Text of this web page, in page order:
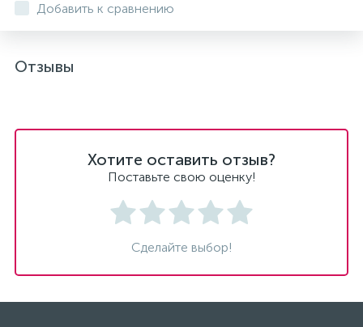
Добавить к сравнению
Отзывы
Хотите оставить отзыв?
Поставьте свою оценку!
Сделайте выбор!